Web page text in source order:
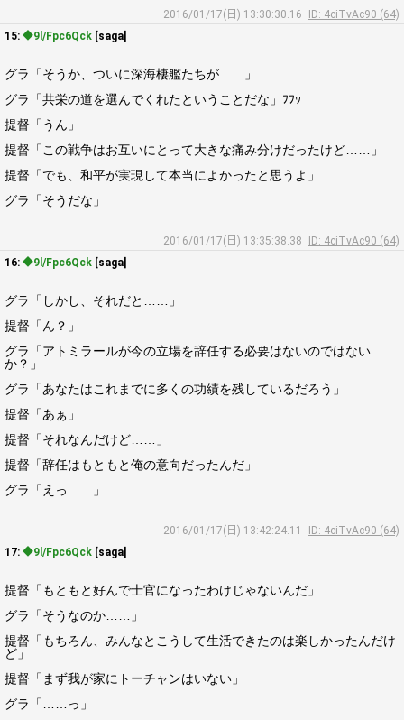
2016/01/17(日) 13:30:30.16
ID: 4ciTvAc90 (64)
15: ◆9l/Fpc6Qck [saga]
グラ「そうか、ついに深海棲艦たちが……」
グラ「共栄の道を選んでくれたということだな」ﾌﾌｯ
提督「うん」
提督「この戦争はお互いにとって大きな痛み分けだったけど……」
提督「でも、和平が実現して本当によかったと思うよ」
グラ「そうだな」
2016/01/17(日) 13:35:38.38
ID: 4ciTvAc90 (64)
16: ◆9l/Fpc6Qck [saga]
グラ「しかし、それだと……」
提督「ん？」
グラ「アトミラールが今の立場を辞任する必要はないのではない
か？」
グラ「あなたはこれまでに多くの功績を残しているだろう」
提督「あぁ」
提督「それなんだけど……」
提督「辞任はもともと俺の意向だったんだ」
グラ「えっ……」
2016/01/17(日) 13:42:24.11
ID: 4ciTvAc90 (64)
17: ◆9l/Fpc6Qck [saga]
提督「もともと好んで士官になったわけじゃないんだ」
グラ「そうなのか……」
提督「もちろん、みんなとこうして生活できたのは楽しかったんだけ
ど」
提督「まず我が家にトーチャンはいない」
グラ「……っ」